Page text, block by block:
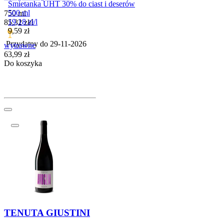
Śmietanka UHT 30% do ciast i deserów
500 ml
19,18 zł/l
Cena
9,59 zł
Przydatny do 29-11-2026
750 ml
85,32 zł/l
wytrawne
Cena
63,99 zł
Do koszyka
TENUTA GIUSTINI